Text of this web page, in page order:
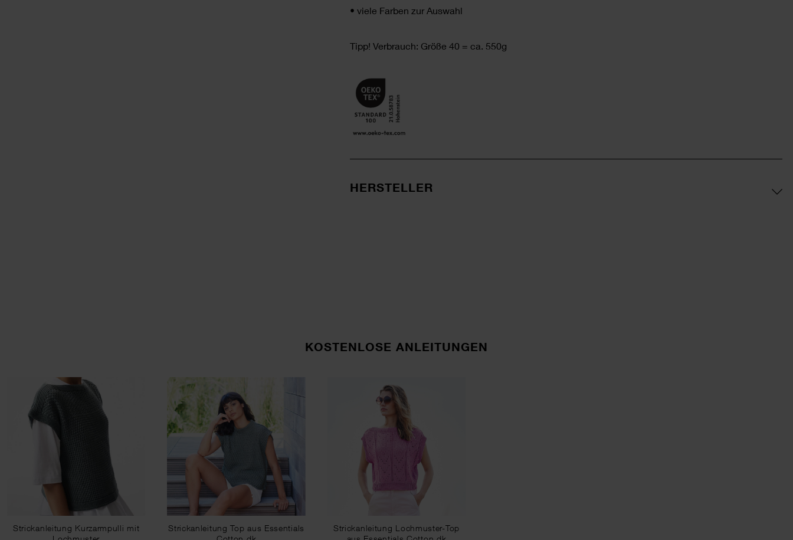
• viele Farben zur Auswahl
Tipp! Verbrauch: Größe 40 = ca. 550g
HERSTELLER
KOSTENLOSE ANLEITUNGEN
Strickanleitung Kurzarmpulli mit
Strickanleitung Top aus Essentials
Strickanleitung Lochmuster-Top